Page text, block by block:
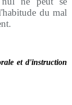
du mal
et d'instruction